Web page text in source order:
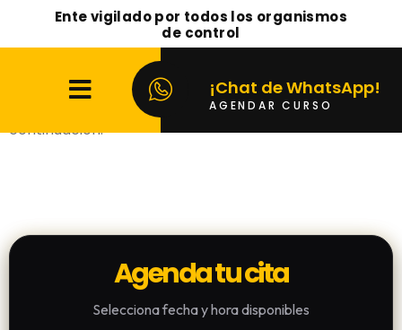
Ente vigilado por todos los organismos
de control
¡Chat de WhatsApp!
AGENDAR CURSO
Reserva tu curso en la sedeToberin
descuento de ley en tu comparendo o fotomulta. Elige
el día y la hora que mejor se adapte a ti a
continuación:
Agenda tu cita
Selecciona fecha y hora disponibles